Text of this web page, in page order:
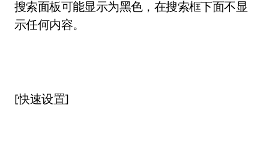
搜索面板可能显示为黑色，在搜索框下面不显
示任何内容。
[快速设置]